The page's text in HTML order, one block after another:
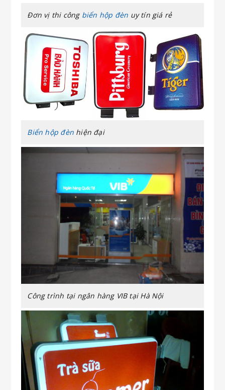
Đơn vị thi công biển hộp đèn uy tín giá rẻ
Biển hộp đènhiện đại
Công trình tại ngân hàng VIB tại Hà Nội